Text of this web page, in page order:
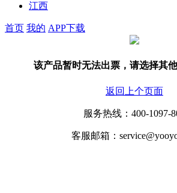
江西
首页 我的 APP下载
该产品暂时无法出票，请选择其
返回上个页面
服务热线：400-1097-
客服邮箱：